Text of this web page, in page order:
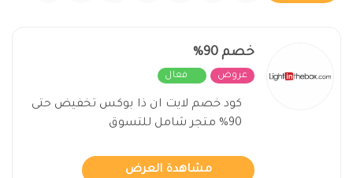
خصم 90%
عروض فعال
كود خصم لايت ان ذا بوكس تخفيض حتى
90% متجر شامل للتسوق
مشاهدة العرض